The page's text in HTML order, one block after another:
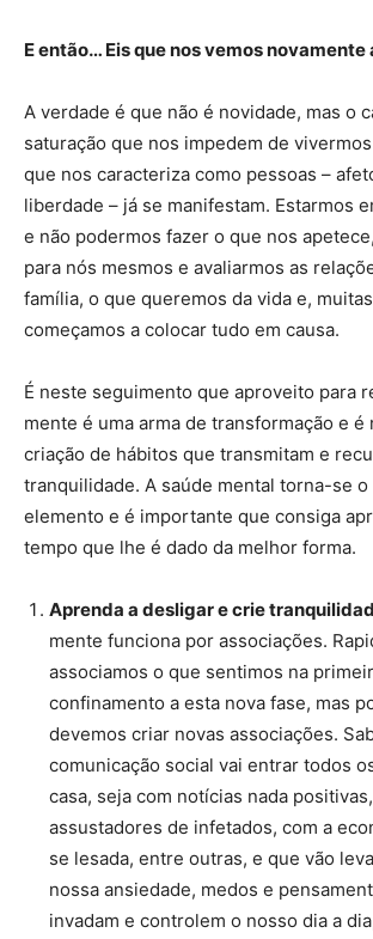
E então… Eis que nos vemos
A verdade é que não é novidade, mas o
saturação que nos impedem de
que nos caracteriza como pessoas –
liberdade – já se manifestam. Estarmos
e não podermos fazer o que nos
para nós mesmos e avaliarmos as
família, o que queremos da vida e,
começamos a colocar tudo em causa.
É neste seguimento que aproveito para
mente é uma arma de transformação e é
criação de hábitos que transmitam e
tranquilidade. A saúde mental torna-se
elemento e é importante que consiga
tempo que lhe é dado da melhor forma.
Aprenda a desligar e crie
mente funciona por associações.
associamos o que sentimos na
confinamento a esta nova fase, mas
devemos criar novas associações.
comunicação social vai entrar todos
casa, seja com notícias nada
assustadores de infetados, com a
se lesada, entre outras, e que vão
nossa ansiedade, medos e
invadam e controlem o nosso dia a